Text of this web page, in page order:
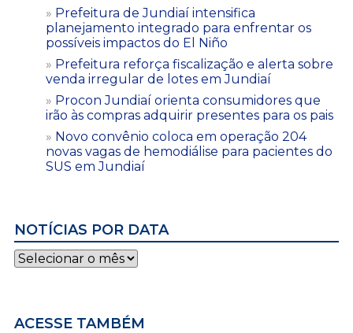
Prefeitura de Jundiaí intensifica
planejamento integrado para enfrentar os
possíveis impactos do El Niño
Prefeitura reforça fiscalização e alerta sobre
venda irregular de lotes em Jundiaí
Procon Jundiaí orienta consumidores que
irão às compras adquirir presentes para os pais
Novo convênio coloca em operação 204
novas vagas de hemodiálise para pacientes do
SUS em Jundiaí
NOTÍCIAS POR DATA
Notícias
por
ACESSE TAMBÉM